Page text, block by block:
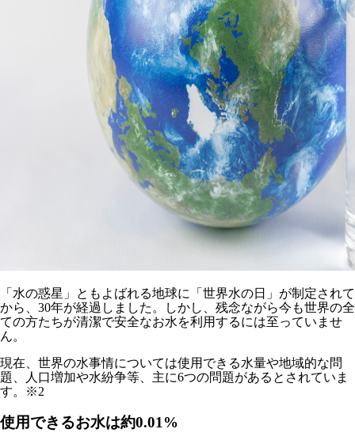
「水の惑星」ともよばれる地球に「世界水の日」が制定されて
から、30年が経過しました。しかし、残念ながら今も世界の全
ての方たちが清潔で安全なお水を利用するには至っていませ
ん。
現在、世界の水事情については使用できる水量や地域的な問
題、人口増加や水紛争等、主に6つの問題があるとされていま
す。※2
使用できるお水は約0.01%